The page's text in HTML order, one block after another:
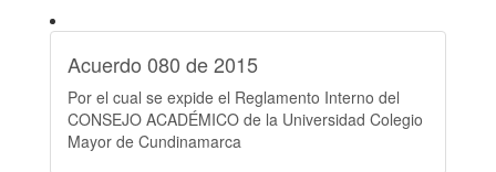
Acuerdo 080 de 2015
Por el cual se expide el Reglamento Interno del
CONSEJO ACADÉMICO de la Universidad Colegio
Mayor de Cundinamarca